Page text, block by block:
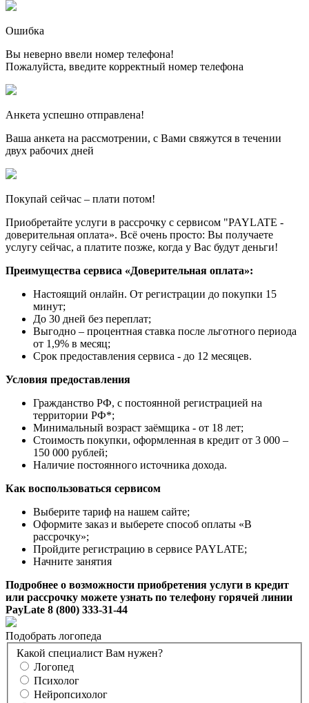
Ошибка
Вы неверно ввели номер телефона!
Пожалуйста, введите корректный номер телефона
Анкета успешно отправлена!
Ваша анкета на рассмотрении, с Вами свяжутся в течении
двух рабочих дней
Покупай сейчас – плати потом!
Приобретайте услуги в рассрочку с сервисом "PAYLATE -
доверительная оплата». Всё очень просто: Вы получаете
услугу сейчас, а платите позже, когда у Вас будут деньги!
Преимущества сервиса «Доверительная оплата»:
Настоящий онлайн. От регистрации до покупки 15
минут;
До 30 дней без переплат;
Выгодно – процентная ставка после льготного периода
от 1,9% в месяц;
Срок предоставления сервиса - до 12 месяцев.
Условия предоставления
Гражданство РФ, с постоянной регистрацией на
территории РФ*;
Минимальный возраст заёмщика - от 18 лет;
Стоимость покупки, оформленная в кредит от 3 000 –
150 000 рублей;
Наличие постоянного источника дохода.
Как воспользоваться сервисом
Выберите тариф на нашем сайте;
Оформите заказ и выберете способ оплаты «В
рассрочку»;
Пройдите регистрацию в сервисе PAYLATE;
Начните занятия
Подробнее о возможности приобретения услуги в кредит
или рассрочку можете узнать по телефону горячей линии
PayLate 8 (800) 333-31-44
Подобрать логопеда
Какой специалист Вам нужен?
Логопед
Психолог
Нейропсихолог